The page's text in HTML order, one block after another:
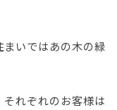
いではあの木の緑
れぞれのお客様は